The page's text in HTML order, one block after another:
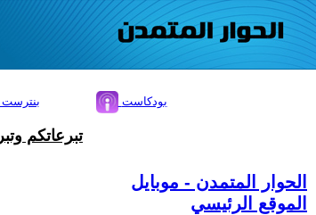
بنترست بودكاست
تبرعاتكم
الحوار المتمدن - موبايل
الموقع الرئيسي